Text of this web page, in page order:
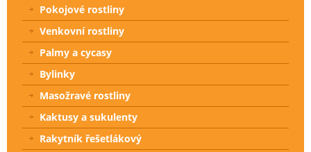
Pokojové rostliny
Venkovní rostliny
Palmy a cycasy
Bylinky
Masožravé rostliny
Kaktusy a sukulenty
Rakytník řešetlákový